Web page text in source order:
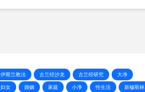
伊斯兰教法 古兰经沙龙 古兰经研究
大净
妇女
婚姻 家庭 小净 性生活 新穆斯林